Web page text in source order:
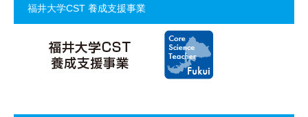
福井大学CST 養成支援事業